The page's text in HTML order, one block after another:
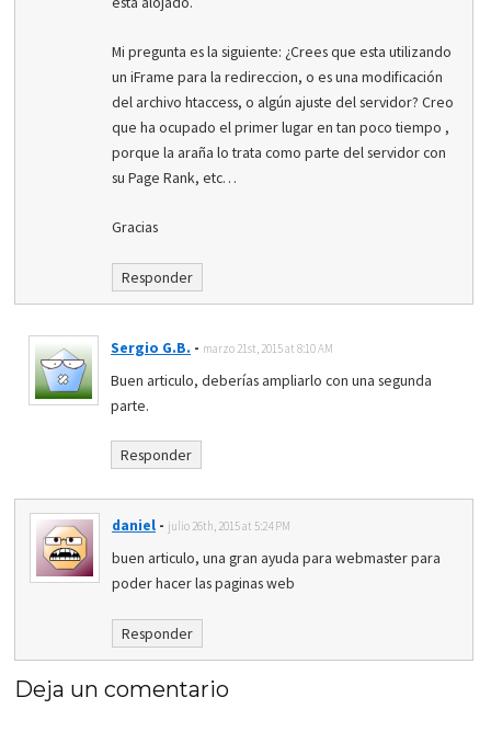
Mi pregunta es la siguiente: ¿Crees que esta utilizando
un iFrame para la redireccion, o es una modificación
del archivo htaccess, o algún ajuste del servidor? Creo
que ha ocupado el primer lugar en tan poco tiempo ,
porque la araña lo trata como parte del servidor con
su Page Rank, etc…
Gracias
Responder
Sergio G.B. - marzo 21st, 2015 at 8:10 AM
Buen articulo, deberías ampliarlo con una segunda
parte.
Responder
daniel - julio 26th, 2015 at 5:24 PM
buen articulo, una gran ayuda para webmaster para
poder hacer las paginas web
Responder
Deja un comentario